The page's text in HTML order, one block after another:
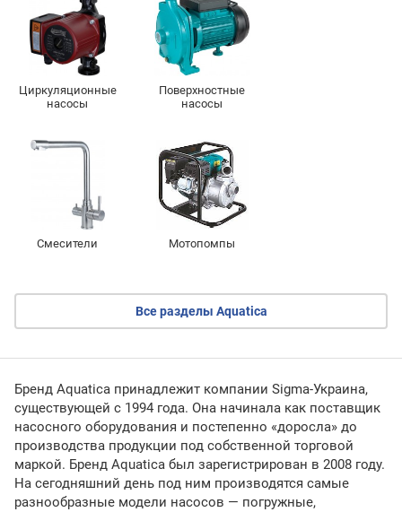
Циркуляционные
насосы
Поверхностные
насосы
Смесители Мотопомпы
Все разделы Aquatica
Бренд Aquatica принадлежит компании Sigma-Украина,
существующей с 1994 года. Она начинала как поставщик
насосного оборудования и постепенно «доросла» до
производства продукции под собственной торговой
маркой. Бренд Aquatica был зарегистрирован в 2008 году.
На сегодняшний день под ним производятся самые
разнообразные модели насосов — погружные,